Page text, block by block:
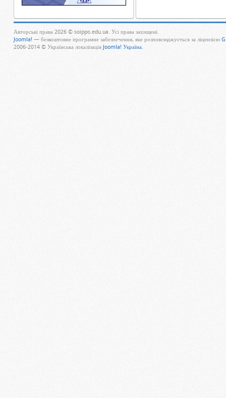
Авторські права 2026 © soippo.edu.ua. Усі права захищені.
Joomla! — безкоштовне програмне забезпечення, яке розповсюджується за ліцензією
2006-2014 © Українська локалізація Joomla! Україна.